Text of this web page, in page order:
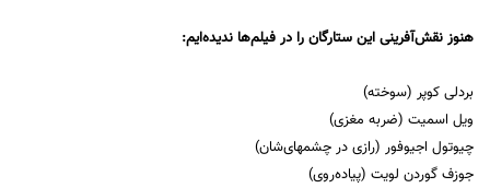
هنوز نقش‌آفرینی این ستارگان را در فیلم‌ها ندیده‌ایم:
بردلی کوپر (سوخته)
ویل اسمیت (ضربه مغزی)
چیوتول اجیوفور (رازی در چشمهای‌شان)
جوزف گوردن لویت (پیاده‌روی)